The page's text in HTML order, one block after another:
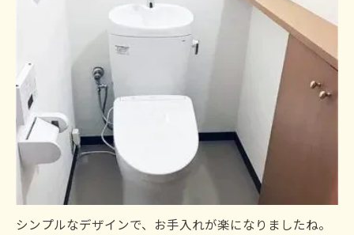
シンプルなデザインで、お手入れが楽になりましたね。